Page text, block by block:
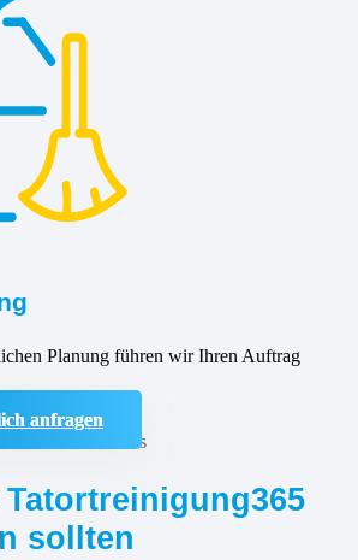
Planung führen wir Ihren Auftrag
anfragen
Tatortreinigung365
sollten